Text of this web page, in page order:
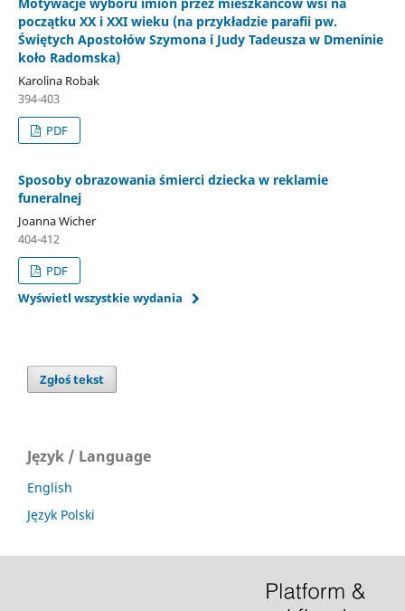
początku XX i XXI wieku (na przykładzie parafii pw.
Świętych Apostołów Szymona i Judy Tadeusza w Dmeninie
koło Radomska)
Karolina Robak
394-403
PDF
Sposoby obrazowania śmierci dziecka w reklamie
funeralnej
Joanna Wicher
404-412
PDF
Wyświetl wszystkie wydania
Zgłoś tekst
Język / Language
English
Język Polski